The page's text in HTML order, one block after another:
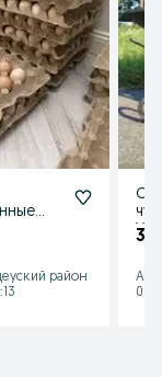
район
30
05